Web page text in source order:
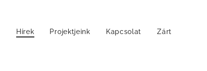
Hírek Projektjeink Kapcsolat Zárt